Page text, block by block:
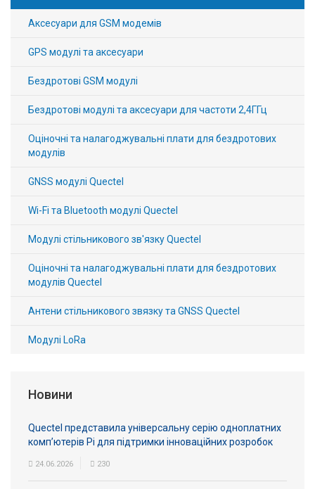
Аксесуари для GSM модемів
GPS модулі та аксесуари
Бездротові GSM модулі
Бездротові модулі та аксесуари для частоти 2,4ГГц
Оціночні та налагоджувальні плати для бездротових
модулів
GNSS модулі Quectel
Wi-Fi та Bluetooth модулі Quectel
Модулі стільникового зв'язку Quectel
Оціночні та налагоджувальні плати для бездротових
модулів Quectel
Антени стільникового звязку та GNSS Quectel
Модулі LoRa
Новини
Quectel представила універсальну серію одноплатних
комп’ютерів Pi для підтримки інноваційних розробок
24.06.2026 230